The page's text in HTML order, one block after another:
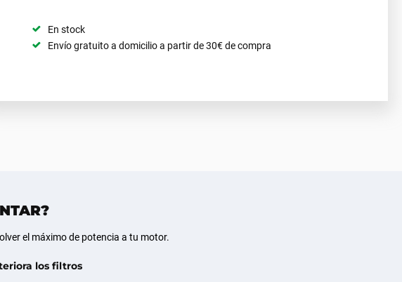
En stock
Envío gratuito a domicilio a partir de 30€ de compra
el máximo de potencia a tu motor.
los filtros